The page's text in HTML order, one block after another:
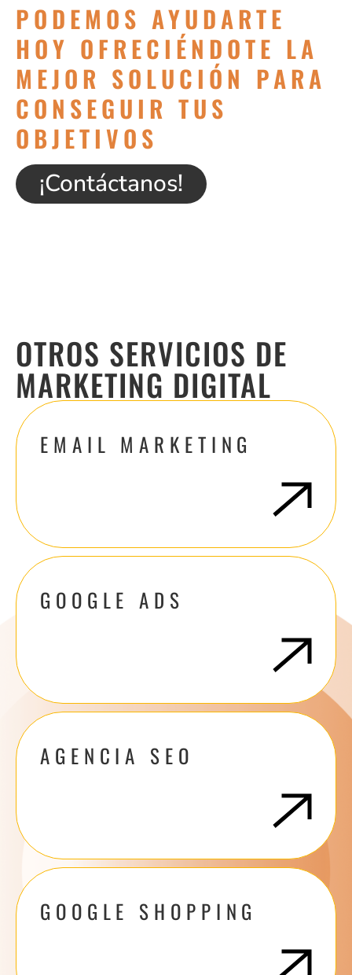
PODEMOS AYUDARTE
HOY OFRECIÉNDOTE LA
MEJOR SOLUCIÓN PARA
CONSEGUIR TUS
OBJETIVOS
¡Contáctanos!
OTROS SERVICIOS DE
MARKETING DIGITAL
EMAIL MARKETING
GOOGLE ADS
AGENCIA SEO
GOOGLE SHOPPING